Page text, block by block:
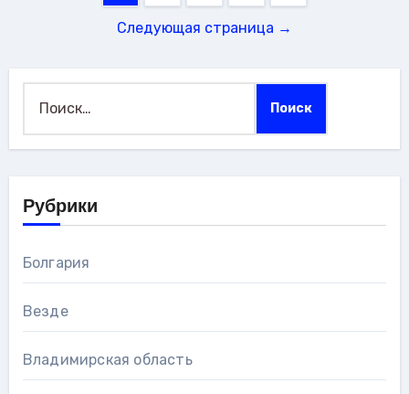
записейСледующая страница →
Рубрики
Болгария
Везде
Владимирская область